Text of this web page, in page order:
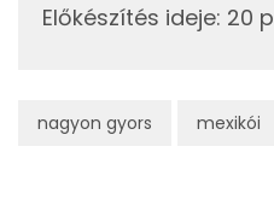
nagyon gyors mexikói
Előkészítés ideje: 20 p